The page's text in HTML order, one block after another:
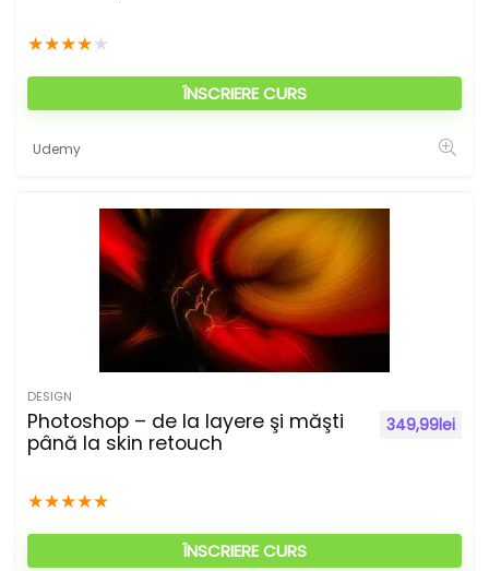
★★★★★
ÎNSCRIERE CURS
Udemy
DESIGN
Photoshop – de la layere şi măşti
până la skin retouch
★★★★★
349,99lei
ÎNSCRIERE CURS